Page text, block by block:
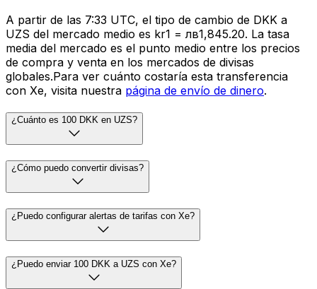
A partir de las 7:33 UTC, el tipo de cambio de DKK a
UZS del mercado medio es kr1 = лв1,845.20. La tasa
media del mercado es el punto medio entre los precios
de compra y venta en los mercados de divisas
globales.Para ver cuánto costaría esta transferencia
con Xe, visita nuestra página de envío de dinero.
¿Cuánto es 100 DKK en UZS?
¿Cómo puedo convertir divisas?
¿Puedo configurar alertas de tarifas con Xe?
¿Puedo enviar 100 DKK a UZS con Xe?